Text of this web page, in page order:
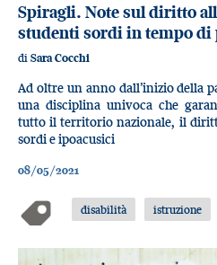
Spiragli. Note sul diritto
studenti sordi in tempo di
di Sara Cocchi
Ad oltre un anno dall’inizio della
una disciplina univoca che
tutto il territorio nazionale, il
sordi e ipoacusici
08/05/2021
disabilità istruzione